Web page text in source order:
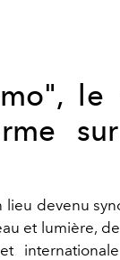
le
lieu devenu
et lumière,